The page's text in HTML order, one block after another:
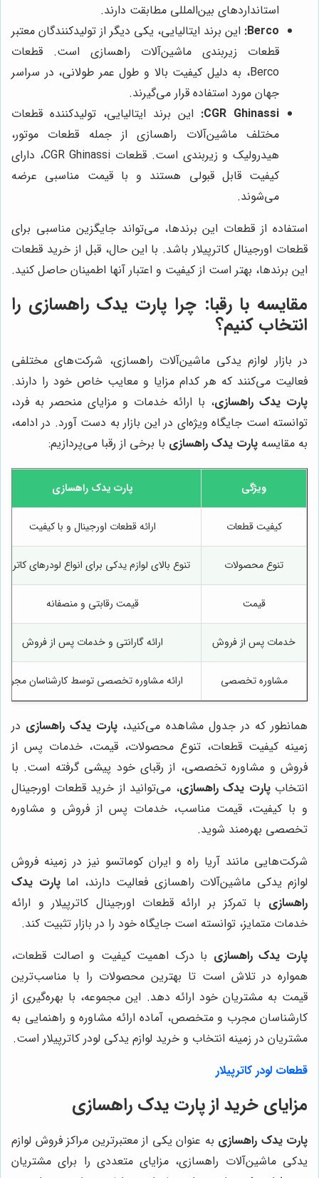
استانداردهای بین‌المللی مطابقت دارند.
Berco: این برند ایتالیایی، یکی دیگر از تولیدکنندگان معتبر
قطعات زیربندی ماشین‌آلات راهسازی است. قطعات
Berco، به دلیل کیفیت بالا و طول عمر طولانی، در سراسر
جهان مورد استفاده قرار می‌گیرند.
CGR Ghinassi:
این برند ایتالیایی، تولیدکننده قطعات
مختلف ماشین‌آلات راهسازی از جمله قطعات موتور،
هیدرولیک و زیربندی است. قطعات CGR Ghinassi، دارای
کیفیت قابل قبولی هستند و با قیمت مناسبی عرضه
می‌شوند.
استفاده از قطعات این برندها، می‌تواند جایگزین مناسبی برای
قطعات اورجینال کاترپیلار باشد. با این حال، قبل از خرید قطعات
این برندها، بهتر است از کیفیت و اعتبار آنها اطمینان حاصل کنید.
مقایسه با رقبا: چرا پارت یدک راهسازی را
انتخاب کنیم؟
در بازار لوازم یدکی ماشین‌آلات راهسازی، شرکت‌های مختلفی
فعالیت می‌کنند که هر کدام مزایا و معایب خاص خود را دارند.
پارت یدک راهسازی، با ارائه خدمات و مزایای منحصر به فرد،
توانسته است جایگاه ویژه‌ای در این بازار به دست آورد. در ادامه،
به مقایسه پارت یدک راهسازی با برخی از رقبا می‌پردازیم:
ویژگی پارت یدک راهسازی
کیفیت قطعات ارائه قطعات اورجینال و با کیفیت
تنوع محصولات تنوع بالای لوازم یدکی برای انواع لودرهای
قیمت قیمت رقابتی و منصفانه
خدمات پس از فروش ارائه گارانتی و خدمات پس از فروش
مشاوره تخصصی ارائه مشاوره تخصصی توسط کارشناسان مجرب
همانطور که در جدول مشاهده می‌کنید، پارت یدک راهسازی در
زمینه کیفیت قطعات، تنوع محصولات، قیمت، خدمات پس از
فروش و مشاوره تخصصی، از رقبای خود پیشی گرفته است. با
انتخابپارت یدک راهسازی، می‌توانید از خرید قطعات اورجینال
و با کیفیت، قیمت مناسب، خدمات پس از فروش و مشاوره
تخصصی بهره‌مند شوید.
شرکت‌هایی مانند آریا راه و ایران کوماتسو نیز در زمینه فروش
لوازم یدکی ماشین‌آلات راهسازی فعالیت دارند، اماپارت یدک
راهسازی با تمرکز بر ارائه قطعات اورجینال کاترپیلار و ارائه
خدمات متمایز، توانسته است جایگاه خود را در بازار تثبیت کند.
پارت یدک راهسازی با درک اهمیت کیفیت و اصالت قطعات،
همواره در تلاش است تا بهترین محصولات را با مناسب‌ترین
قیمت به مشتریان خود ارائه دهد. این مجموعه، با بهره‌گیری از
کارشناسان مجرب و متخصص، آماده ارائه مشاوره و راهنمایی به
مشتریان در زمینه انتخاب و خرید لوازم یدکی لودر کاترپیلار است.
قطعات لودر کاترپیلار
مزایای خرید از پارت یدک راهسازی
پارت یدک راهسازی به عنوان یکی از معتبرترین مراکز فروش لوازم
یدکی ماشین‌آلات راهسازی، مزایای متعددی را برای مشتریان